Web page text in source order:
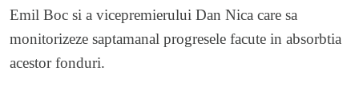
Emil Boc si a vicepremierului Dan Nica care sa
monitorizeze saptamanal progresele facute in absorbtia
acestor fonduri.